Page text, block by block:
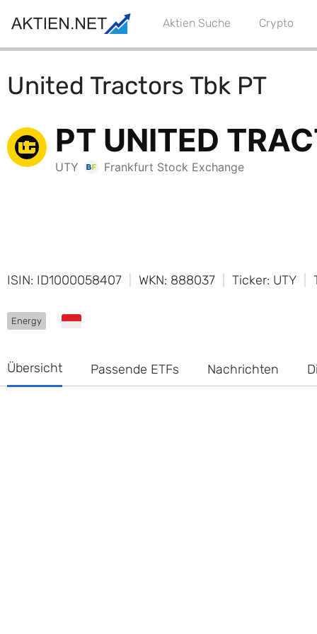
Aktien Suche Crypto
United Tractors Tbk PT
ISIN: ID1000058407 WKN: 888037 Ticker: UTY
Energy
Übersicht Passende ETFs Nachrichten